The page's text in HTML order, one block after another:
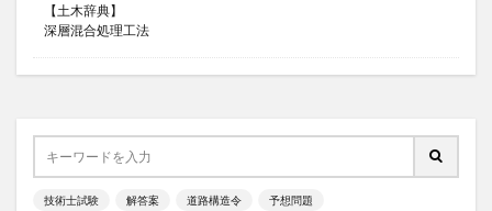
【土木辞典】
深層混合処理工法
技術士試験 解答案 道路構造令 予想問題